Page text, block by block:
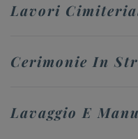
Lavori
Cerimonie In
Lavaggio E